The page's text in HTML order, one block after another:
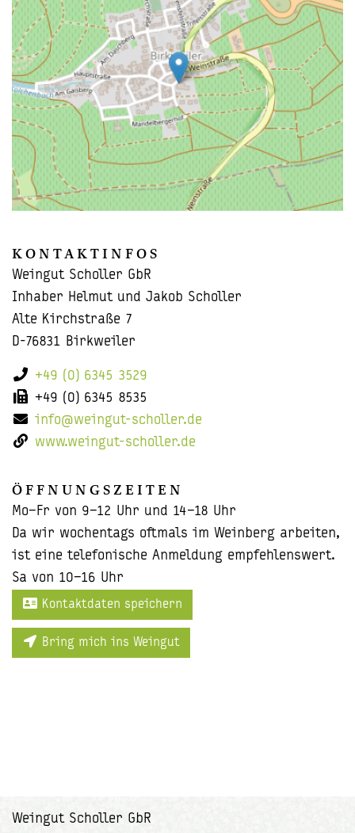
KON­TAKT­IN­FOS
Wein­gut Schol­ler GbR
In­ha­ber Hel­mut und Jakob Schol­ler
Alte Kirch­stra­ße 7
D-76831 Birk­wei­ler
+49 (0) 6345 3529
+49 (0) 6345 8535
info@weingut-​scholler.de
www.weingut-​scholler.de
ÖFF­NUNGS­ZEI­TEN
Mo–Fr von 9–12 Uhr und 14–18 Uhr
Da wir wo­chen­tags oft­mals im Wein­berg ar­bei­ten,
ist eine te­le­fo­ni­sche An­mel­dung emp­feh­lens­wert.
Sa von 10–16 Uhr
Kon­takt­da­ten spei­chern
Bring mich ins Wein­gut
Weingut Scholler GbR